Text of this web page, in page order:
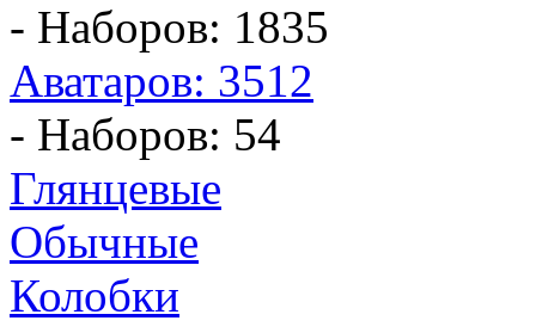
- Наборов: 1835
Аватаров: 3512
- Наборов: 54
Глянцевые
Обычные
Колобки